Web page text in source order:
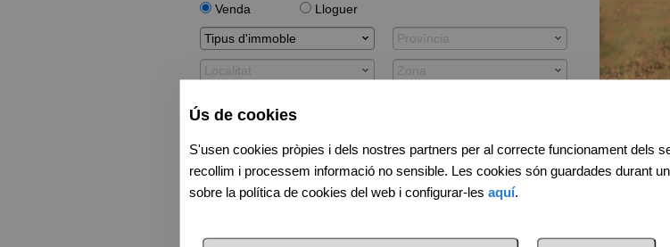
Venda Lloguer
Tipus d'immoble Província
Localitat Zona
Búsquedes Freqüents
Ús de cookies
S'usen cookies pròpies i dels nostres partners per al correcte funcionament dels
recollim i processem informació no sensible. Les cookies són guardades durant
sobre la política de cookies del web i configurar-les aquí.